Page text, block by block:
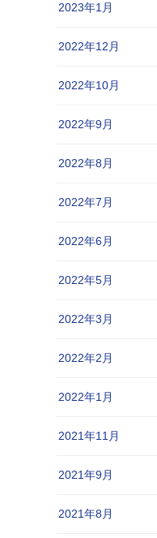
2023年1月
2022年12月
2022年10月
2022年9月
2022年8月
2022年7月
2022年6月
2022年5月
2022年3月
2022年2月
2022年1月
2021年11月
2021年9月
2021年8月